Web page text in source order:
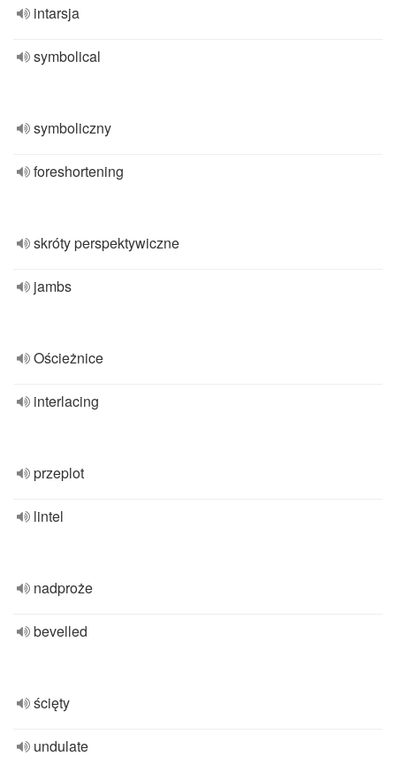
intarsja
symbolical
symboliczny
foreshortening
skróty perspektywiczne
jambs
Ościeżnice
interlacing
przeplot
lintel
nadproże
bevelled
ścięty
undulate